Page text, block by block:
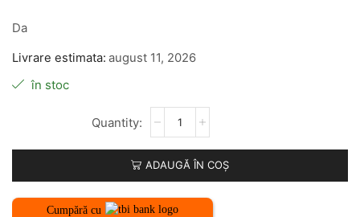
Da
Livrare estimata: august 11, 2026
în stoc
ADAUGĂ ÎN COȘ
Cumpără cu